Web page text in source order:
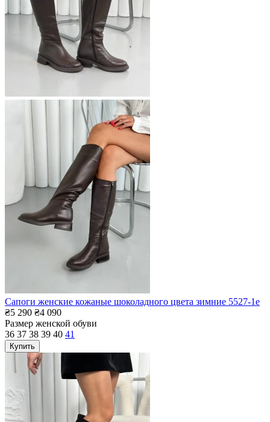
Сапоги женские кожаные шоколадного цвета зимние 5527-1е
₴5 290 ₴4 090
Размер женской обуви
36 37 38 39 40 41
Купить